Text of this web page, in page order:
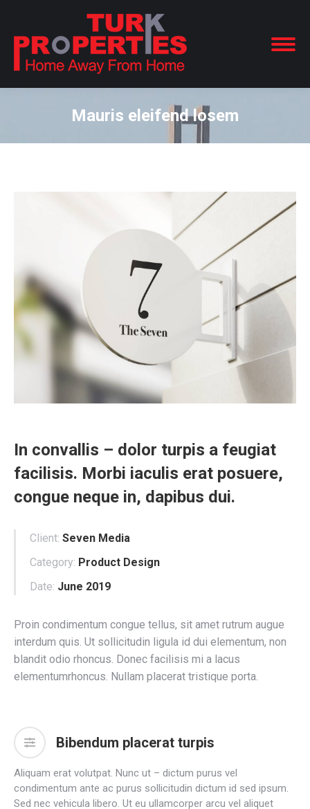
Mauris eleifend losem
You are here:
In convallis – dolor turpis a feugiat
facilisis. Morbi iaculis erat posuere,
congue neque in, dapibus dui.
Client: Seven Media
Category: Product Design
Date: June 2019
Proin condimentum congue tellus, sit amet rutrum augue
interdum quis. Ut sollicitudin ligula id dui elementum, non
blandit odio rhoncus. Donec facilisis mi a lacus
elementumrhoncus. Nullam placerat tristique porta.
Bibendum placerat turpis
Aliquam erat volutpat. Nunc ut – dictum purus vel
condimentum ante ac purus sollicitudin dictum id sed ipsum.
Sed nec vehicula libero. Ut eu ullamcorper arcu vel aliquet